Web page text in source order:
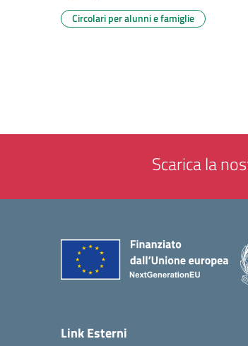
Circolari per alunni e famiglie
Scarica la
Link Esterni